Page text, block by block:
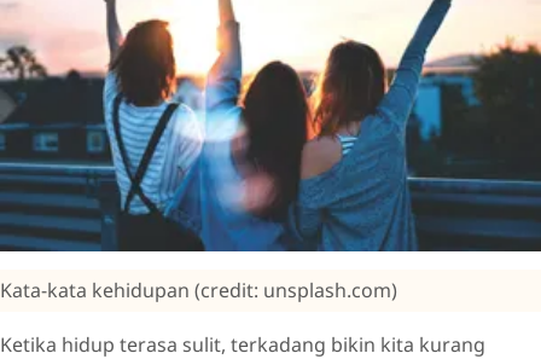
Kata-kata kehidupan (credit: unsplash.com)
Ketika hidup terasa sulit, terkadang bikin kita kurang